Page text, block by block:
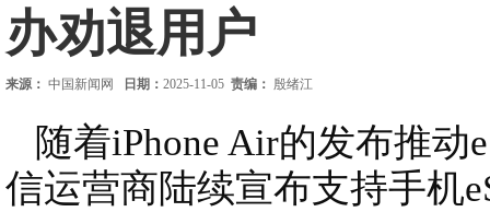
办劝退用户
来源： 中国新闻网 日期： 2025-11-05 责编： 殷绪江
随着iPhone Air的发布推动
信运营商陆续宣布支持手机